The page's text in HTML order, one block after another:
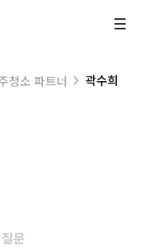
청소 파트너 곽수희
문